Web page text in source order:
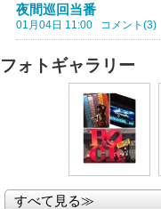
夜間巡回当番
01月04日 11:00 コメント(3)
フォトギャラリー
すべて見る≫